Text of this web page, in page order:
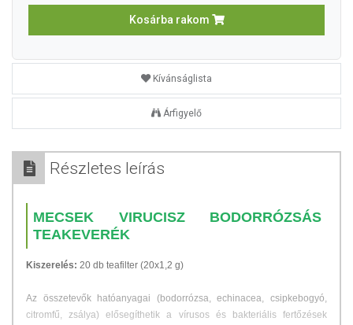
Kosárba rakom
Kívánságlista
Árfigyelő
Részletes leírás
MECSEK VIRUCISZ BODORRÓZSÁS
TEAKEVERÉK
Kiszerelés: 20 db teafilter (20x1,2 g)
Az összetevők hatóanyagai (bodorrózsa, echinacea, csipkebogyó,
citromfű, zsálya) elősegíthetik a vírusos és bakteriális fertőzések